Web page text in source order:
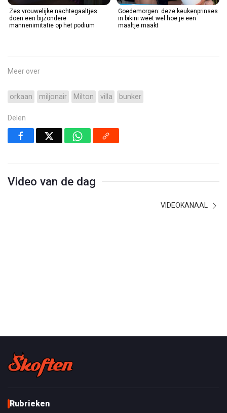
Zes vrouwelijke nachtegaaltjes
doen een bijzondere
mannenimitatie op het podium
Goedemorgen: deze keukenprinses
in bikini weet wel hoe je een
maaltje maakt
Meer over
orkaan miljonair Milton villa bunker
Delen
Video van de dag
VIDEOKANAAL
Rubrieken